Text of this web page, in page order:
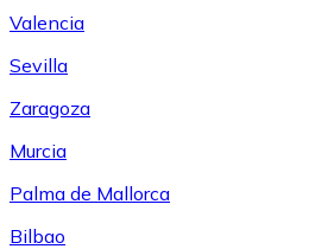
Valencia
Sevilla
Zaragoza
Murcia
Palma de Mallorca
Bilbao